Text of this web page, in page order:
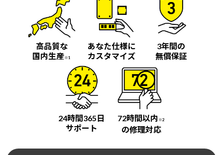
高品質な
国内生産※1
あなた仕様に
カスタマイズ
3年間の
無償保証
24時間365日
サポート
72時間以内 ※2
の修理対応